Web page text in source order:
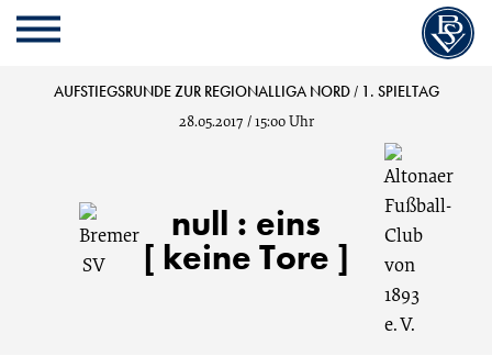
Cookie
Einstellungen
Zum
Inhalt
Website
Cookie
Einstellungen
Kopfbereich
MENU
Bremer
Altonaer
AUFSTIEGSRUNDE ZUR REGIONALLIGA NORD / 1. SPIELTAG
28.05.2017 /15:00 Uhr
null : eins
[ keine Tore ]